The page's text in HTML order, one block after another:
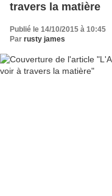
travers la matière
Publié le 14/10/2015 à 10:45
Par rusty james